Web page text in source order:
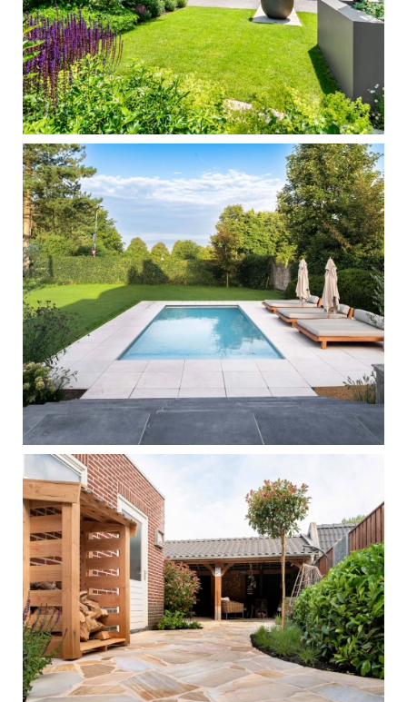
Stadstuin met verbonden zitplekken
en overkapping
LEES MEER
Sfeervol terras, het hele jaar door